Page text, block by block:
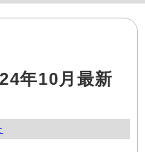
年10月最新